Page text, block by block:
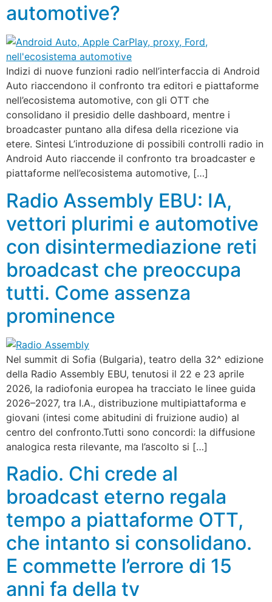
automotive?
Indizi di nuove funzioni radio nell’interfaccia di Android
Auto riaccendono il confronto tra editori e piattaforme
nell’ecosistema automotive, con gli OTT che
consolidano il presidio delle dashboard, mentre i
broadcaster puntano alla difesa della ricezione via
etere. Sintesi L’introduzione di possibili controlli radio in
Android Auto riaccende il confronto tra broadcaster e
piattaforme nell’ecosistema automotive, […]
Radio Assembly EBU: IA,
vettori plurimi e automotive
con disintermediazione reti
broadcast che preoccupa
tutti. Come assenza
prominence
Nel summit di Sofia (Bulgaria), teatro della 32^ edizione
della Radio Assembly EBU, tenutosi il 22 e 23 aprile
2026, la radiofonia europea ha tracciato le linee guida
2026–2027, tra I.A., distribuzione multipiattaforma e
giovani (intesi come abitudini di fruizione audio) al
centro del confronto.Tutti sono concordi: la diffusione
analogica resta rilevante, ma l’ascolto si […]
Radio. Chi crede al
broadcast eterno regala
tempo a piattaforme OTT,
che intanto si consolidano.
E commette l’errore di 15
anni fa della tv